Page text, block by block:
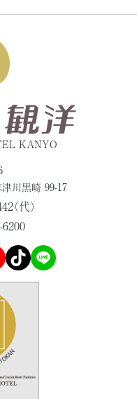
KANYO
川黒崎 99-17
（代）
TikTok LINE